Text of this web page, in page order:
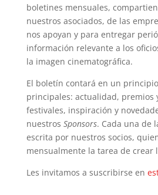
boletines mensuales,
nuestros asociados, de las
nos apoyan y para entregar
información relevante a los
la imagen cinematográfica.
El boletín contará en un
principales: actualidad, premios
festivales, inspiración y
nuestros Sponsors. Cada una de
escrita por nuestros socios,
mensualmente la tarea de crear
Les invitamos a suscribirse en